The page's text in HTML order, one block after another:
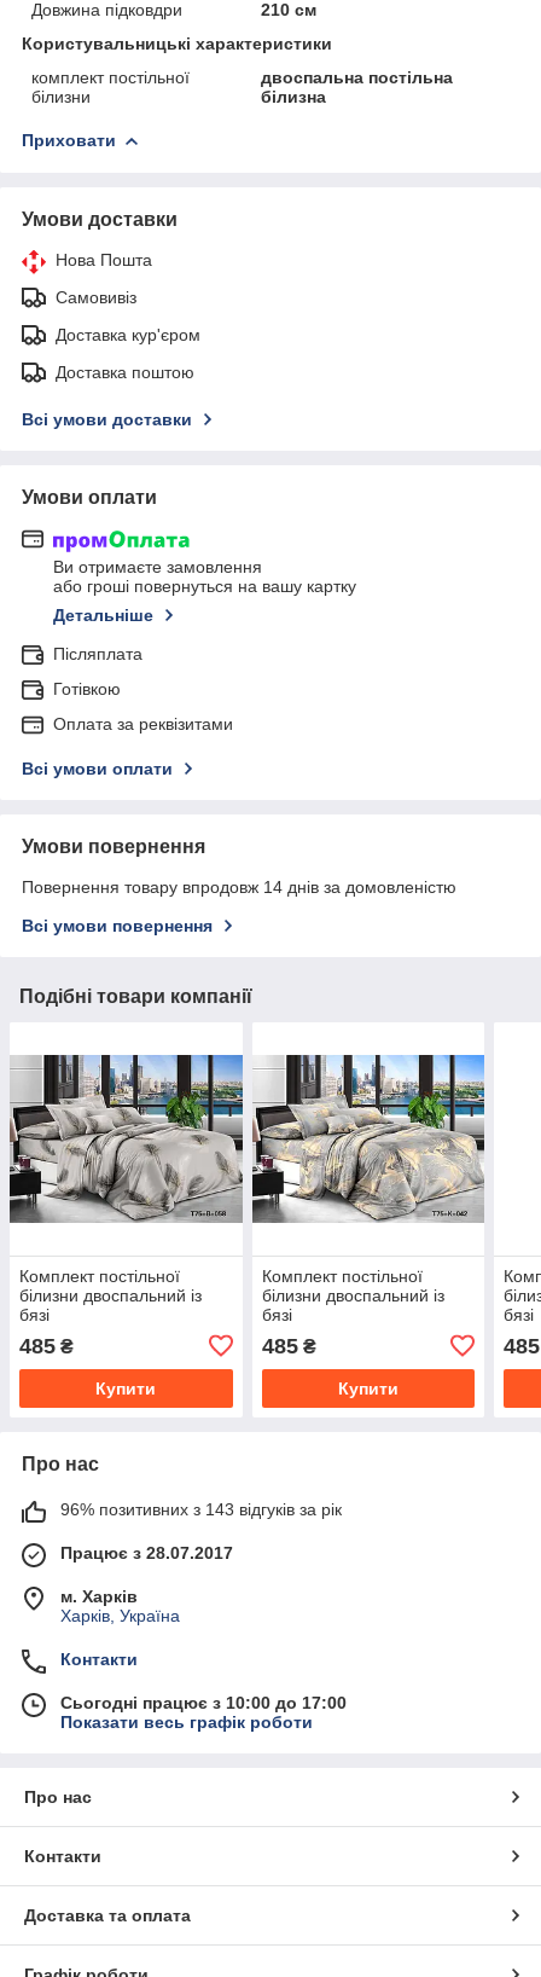
Довжина підковдри
210 см
Користувальницькі характеристики
комплект постільної
білизни
двоспальна постільна
білизна
Приховати
Умови доставки
Нова Пошта
Самовивіз
Доставка кур'єром
Доставка поштою
Всі умови доставки
Умови оплати
Ви отримаєте замовлення
або гроші повернуться на вашу картку
Детальніше
Післяплата
Готівкою
Оплата за реквізитами
Всі умови оплати
Умови повернення
Повернення товару впродовж 14 днів за домовленістю
Всі умови повернення
Подібні товари компанії
Комплект постільної
білизни двоспальний із
бязі
485 ₴
Купити
Комплект постільної
білизни двоспальний із
бязі
485₴
Купити
бязі
485
Про нас
96% позитивних з 143 відгуків за рік
Працює з 28.07.2017
м. Харків
Харків, Україна
Контакти
Сьогодні працює з 10:00 до 17:00
Показати весь графік роботи
Про нас
Контакти
Доставка та оплата